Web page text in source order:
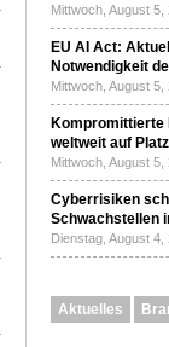
Mittwoch, August
EU AI Act:
Notwendigkeit
Mittwoch, August
Kompromittierte
weltweit auf
Mittwoch, August
Cyberrisiken
Schwachstellen
Dienstag, August
Aktuelles